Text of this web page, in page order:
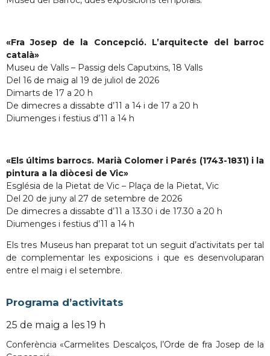
«Fra Josep de la Concepció. L’arquitecte del barroc
català»
Museu de Valls – Passig dels Caputxins, 18 Valls
Del 16 de maig al 19 de juliol de 2026
Dimarts de 17 a 20 h
De dimecres a dissabte d’11 a 14 i de 17 a 20 h
Diumenges i festius d’11 a 14 h
«Els últims barrocs. Marià Colomer i Parés (1743-1831) i la
pintura a la diòcesi de Vic»
Església de la Pietat de Vic – Plaça de la Pietat, Vic
Del 20 de juny al 27 de setembre de 2026
De dimecres a dissabte d’11 a 13.30 i de 17.30 a 20 h
Diumenges i festius d’11 a 14 h
Els tres Museus han preparat tot un seguit d’activitats per tal
de complementar les exposicions i que es desenvoluparan
entre el maig i el setembre.
Programa d’activitats
25 de maig a les 19 h
Conferència «Carmelites Descalços, l’Orde de fra Josep de la